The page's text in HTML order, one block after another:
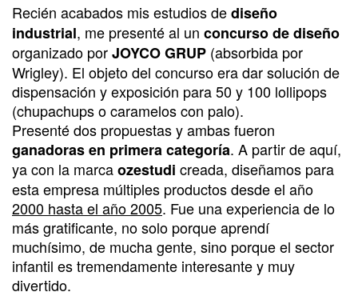
Recién acabados mis estudios dediseño
industrial, me presenté al un concurso de diseño
organizado porJOYCO GRUP (absorbida por
Wrigley). El objeto del concurso era dar solución de
dispensación y exposición para 50 y 100 lollipops
(chupachups o caramelos con palo).
Presenté dos propuestas y ambas fueron
ganadoras en primera categoría. A partir de aquí,
ya con la marcaozestudi creada, diseñamos para
esta empresa múltiples productos desde el año
2000 hasta el año 2005. Fue una experiencia de lo
más gratificante, no solo porque aprendí
muchísimo, de mucha gente, sino porque el sector
infantil es tremendamente interesante y muy
divertido.